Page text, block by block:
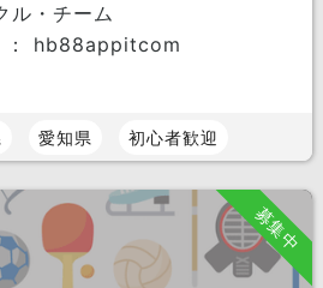
ル・チーム
： hb88appitcom
愛知県 初心者歓迎
募集中